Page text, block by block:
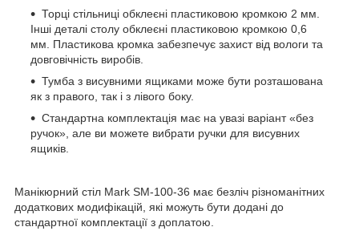
Торці стільниці обклеєні пластиковою кромкою 2 мм.
Інші деталі столу обклеєні пластиковою кромкою 0,6
мм. Пластикова кромка забезпечує захист від вологи та
довговічність виробів.
Тумба з висувними ящиками може бути розташована
як з правого, так і з лівого боку.
Стандартна комплектація має на увазі варіант «без
ручок», але ви можете вибрати ручки для висувних
ящиків.
Манікюрний стіл Mark SM-100-36 має безліч різноманітних
додаткових модифікацій, які можуть бути додані до
стандартної комплектації з доплатою.